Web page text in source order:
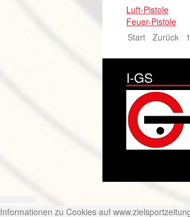
Luft-Pistole
Feuer-Pistole
Start Zurück 1
I-GS
Informationen zu Cookies auf